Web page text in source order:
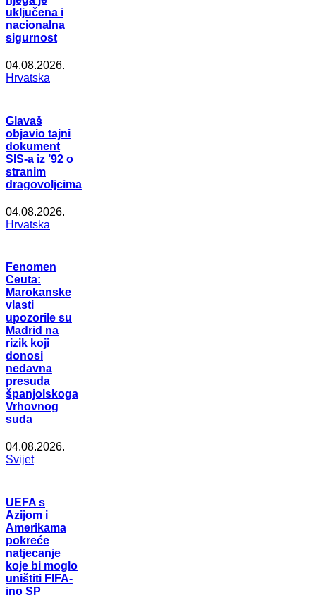
uključena i
nacionalna
sigurnost
04.08.2026.
Hrvatska
Glavaš
objavio tajni
dokument
SIS-a iz ’92 o
stranim
dragovoljcima
04.08.2026.
Hrvatska
Fenomen
Ceuta:
Marokanske
vlasti
upozorile su
Madrid na
rizik koji
donosi
nedavna
presuda
španjolskoga
Vrhovnog
suda
04.08.2026.
Svijet
UEFA s
Azijom i
Amerikama
pokreće
natjecanje
koje bi moglo
uništiti FIFA-
ino SP